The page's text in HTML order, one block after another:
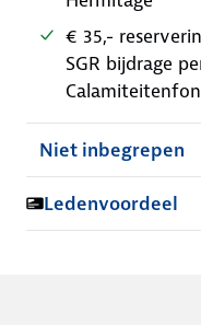
€ 35,-
SGR bijdrage
Niet inbegrepen
Ledenvoordeel